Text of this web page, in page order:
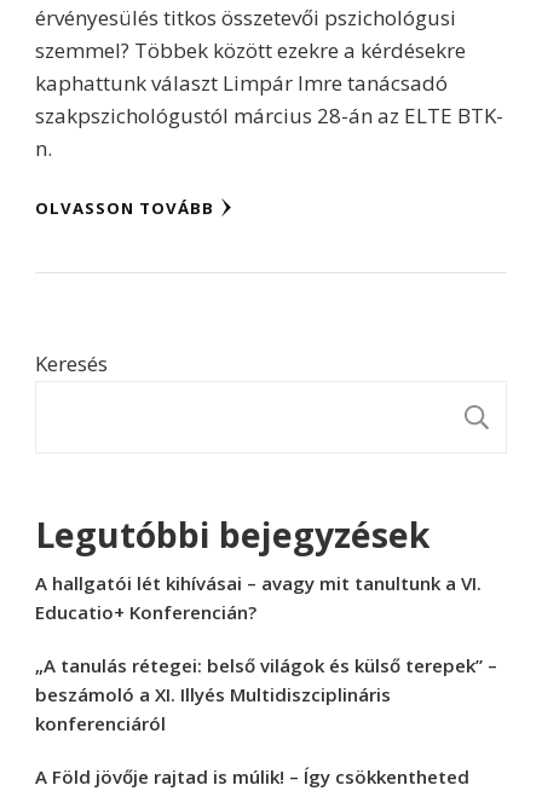
érvényesülés titkos összetevői pszichológusi
szemmel? Többek között ezekre a kérdésekre
kaphattunk választ Limpár Imre tanácsadó
szakpszichológustól március 28-án az ELTE BTK-
n.
OLVASSON TOVÁBB
Keresés
Legutóbbi bejegyzések
A hallgatói lét kihívásai – avagy mit tanultunk a VI.
Educatio+ Konferencián?
„A tanulás rétegei: belső világok és külső terepek” –
beszámoló a XI. Illyés Multidiszciplináris
konferenciáról
A Föld jövője rajtad is múlik! – Így csökkentheted